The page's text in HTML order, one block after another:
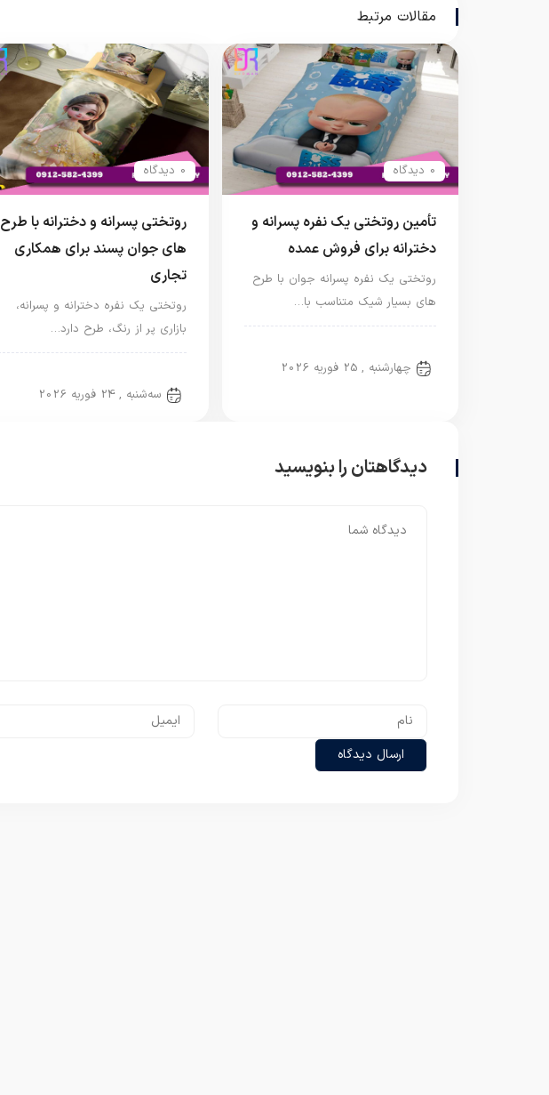
مقالات مرتبط
0 دیدگاه
تأمین روتختی یک نفره پسرانه و
دخترانه برای فروش عمده
روتختی یک نفره پسرانه جوان با طرح
های بسیار شیک متناسب با…
چهارشنبه , 25 فوریه 2026
0 دیدگاه
روتختی پسرانه و دخترانه با طرح
های جوان پسند برای همکاری
تجاری
روتختی یک نفره دخترانه و پسرانه،
بازاری پر از رنگ، طرح دارد…
سه‌شنبه , 24 فوریه 2026
دیدگاهتان را بنویسید